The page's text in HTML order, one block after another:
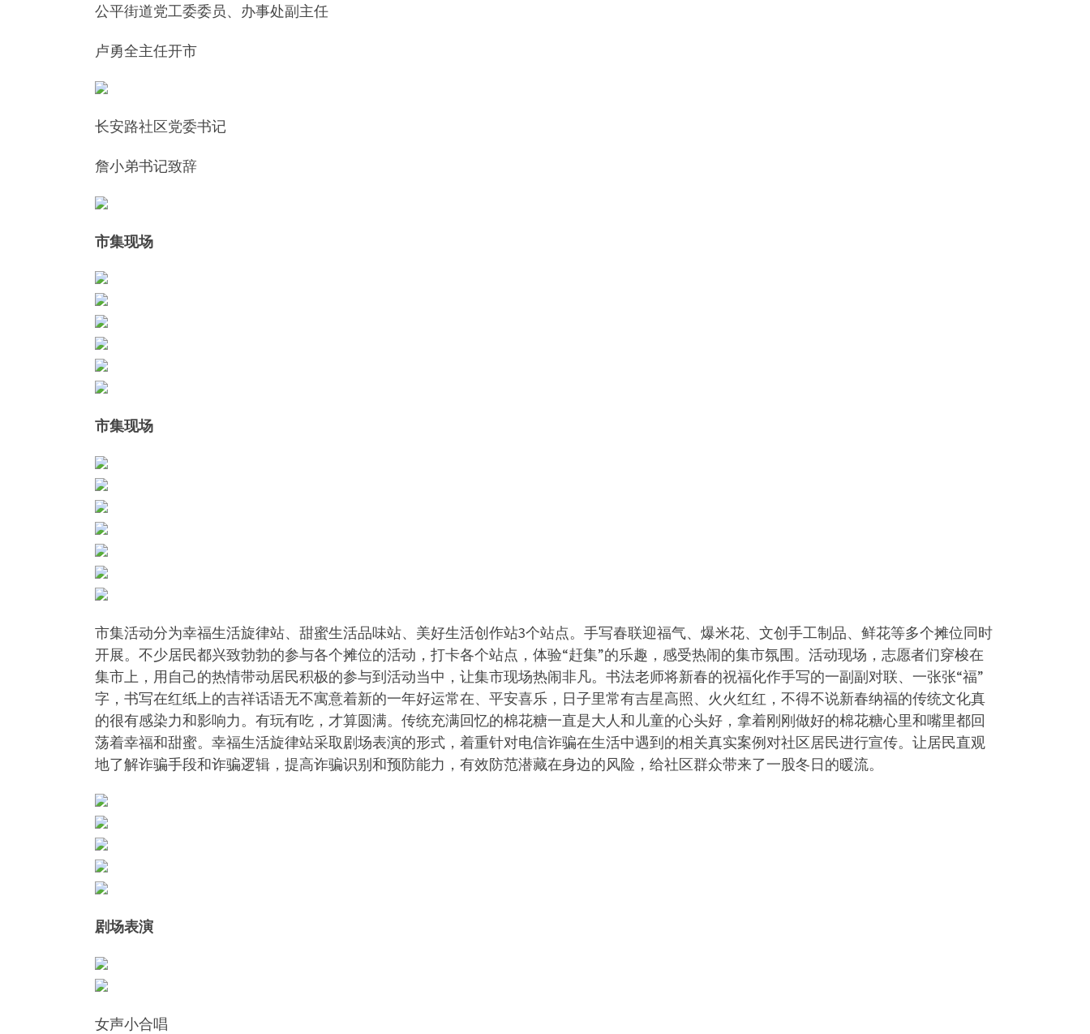
公平街道党工委委员、办事处副主任
卢勇全主任开市
长安路社区党委书记
詹小弟书记致辞
市集现场
市集现场
市集活动分为幸福生活旋律站、甜蜜生活品味站、美好生活创作站3个站点。手写春联迎福气、爆米花、文创手工制品、鲜花等多个摊位同时
开展。不少居民都兴致勃勃的参与各个摊位的活动，打卡各个站点，体验“赶集”的乐趣，感受热闹的集市氛围。活动现场，志愿者们穿梭在
集市上，用自己的热情带动居民积极的参与到活动当中，让集市现场热闹非凡。书法老师将新春的祝福化作手写的一副副对联、一张张“福”
字，书写在红纸上的吉祥话语无不寓意着新的一年好运常在、平安喜乐，日子里常有吉星高照、火火红红，不得不说新春纳福的传统文化真
的很有感染力和影响力。有玩有吃，才算圆满。传统充满回忆的棉花糖一直是大人和儿童的心头好，拿着刚刚做好的棉花糖心里和嘴里都回
荡着幸福和甜蜜。幸福生活旋律站采取剧场表演的形式，着重针对电信诈骗在生活中遇到的相关真实案例对社区居民进行宣传。让居民直观
地了解诈骗手段和诈骗逻辑，提高诈骗识别和预防能力，有效防范潜藏在身边的风险，给社区群众带来了一股冬日的暖流。
剧场表演
女声小合唱